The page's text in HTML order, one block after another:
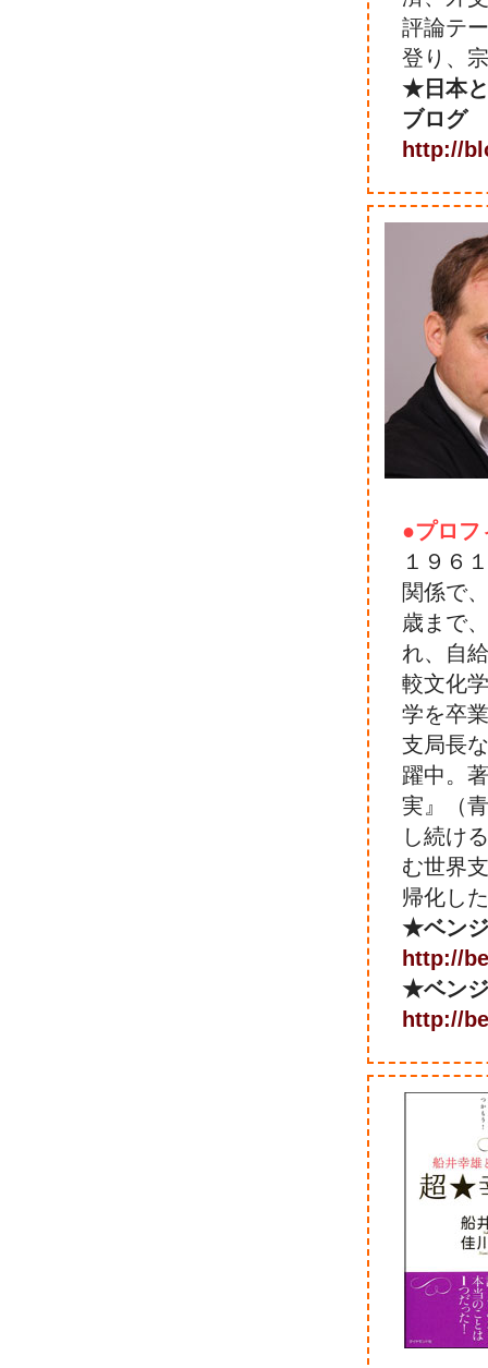
評論テ
登り、
★日本と
ブログ
http://
●プロフ
１９６
関係で
歳まで
れ、自
較文化
学を卒
支局長
躍中。
実』（
し続け
む世界
帰化し
★ベン
http://
★ベン
http://